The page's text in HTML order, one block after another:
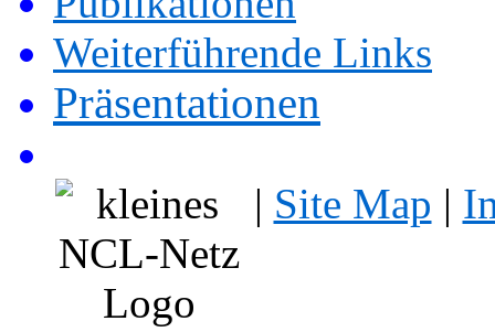
Weiterführende Links
Präsentationen
| Site Map |